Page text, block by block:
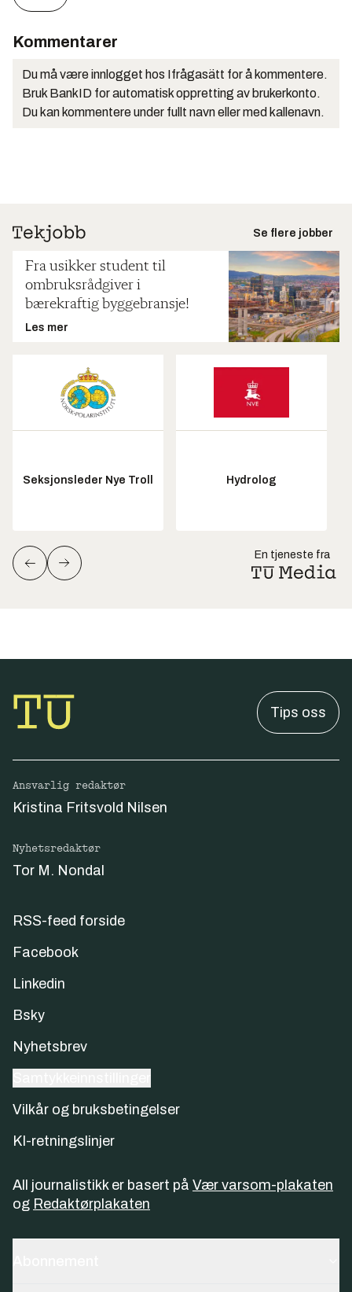
Kommentarer
Du må være innlogget hos Ifrågasätt for å kommentere.
Bruk BankID for automatisk oppretting av brukerkonto.
Du kan kommentere under fullt navn eller med kallenavn.
Se flere jobber
Fra usikker student til
ombruksrådgiver i
bærekraftig byggebransje!
Les mer
Seksjonsleder Nye Troll Hydrolog
En tjeneste fra
Tips oss
Ansvarlig redaktør
Kristina Fritsvold Nilsen
Nyhetsredaktør
Tor M. Nondal
RSS-feed forside
Facebook
Linkedin
Bsky
Nyhetsbrev
Vilkår og bruksbetingelser
KI-retningslinjer
All journalistikk er basert på Vær varsom-plakaten
og Redaktørplakaten